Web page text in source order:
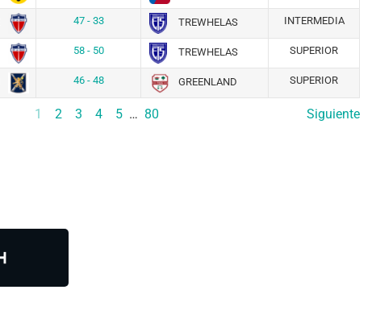
47 - 33 TREWHELAS INTERMEDIA
58 - 50 TREWHELAS SUPERIOR
46 - 48 GREENLAND SUPERIOR
1 2 3 4 5 … 80 Siguiente